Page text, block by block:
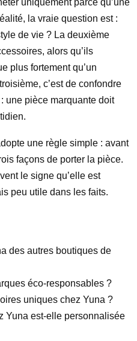
uniquement parce qu’une
la vraie question est :
de vie ? La deuxième
alors qu’ils
plus fortement qu’un
c’est de confondre
une pièce marquante doit
une règle simple : avant
façons de porter la pièce.
le signe qu’elle est
peu utile dans les faits.
des autres boutiques de
éco-responsables ?
uniques chez Yuna ?
Yuna est-elle personnalisée